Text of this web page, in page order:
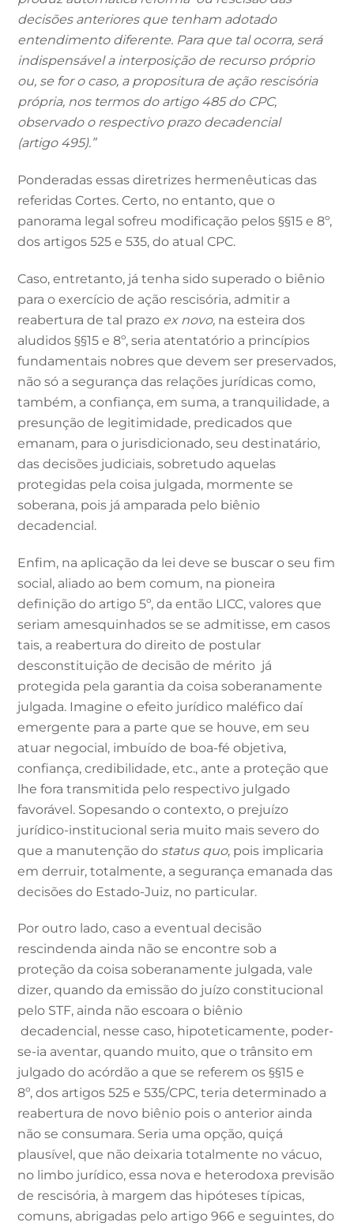
decisões anteriores que tenham adotado
entendimento diferente. Para que tal ocorra, será
indispensável a interposição de recurso próprio
ou, se for o caso, a propositura de ação rescisória
própria, nos termos do artigo 485 do CPC,
observado o respectivo prazo decadencial
(artigo 495).”
Ponderadas essas diretrizes hermenêuticas das
referidas Cortes. Certo, no entanto, que o
panorama legal sofreu modificação pelos §§15 e 8º,
dos artigos 525 e 535, do atual CPC.
Caso, entretanto, já tenha sido superado o biênio
para o exercício de ação rescisória, admitir a
reabertura de tal prazo ex novo, na esteira dos
aludidos §§15 e 8º, seria atentatório a princípios
fundamentais nobres que devem ser preservados,
não só a segurança das relações jurídicas como,
também, a confiança, em suma, a tranquilidade, a
presunção de legitimidade, predicados que
emanam, para o jurisdicionado, seu destinatário,
das decisões judiciais, sobretudo aquelas
protegidas pela coisa julgada, mormente se
soberana, pois já amparada pelo biênio
decadencial.
Enfim, na aplicação da lei deve se buscar o seu fim
social, aliado ao bem comum, na pioneira
definição do artigo 5º, da então LICC, valores que
seriam amesquinhados se se admitisse, em casos
tais, a reabertura do direito de postular
desconstituição de decisão de mérito já
protegida pela garantia da coisa soberanamente
julgada. Imagine o efeito jurídico maléfico daí
emergente para a parte que se houve, em seu
atuar negocial, imbuído de boa-fé objetiva,
confiança, credibilidade, etc., ante a proteção que
lhe fora transmitida pelo respectivo julgado
favorável. Sopesando o contexto, o prejuízo
jurídico-institucional seria muito mais severo do
que a manutenção do status quo, pois implicaria
em derruir, totalmente, a segurança emanada das
decisões do Estado-Juiz, no particular.
Por outro lado, caso a eventual decisão
rescindenda ainda não se encontre sob a
proteção da coisa soberanamente julgada, vale
dizer, quando da emissão do juízo constitucional
pelo STF, ainda não escoara o biênio
decadencial, nesse caso, hipoteticamente, poder-
se-ia aventar, quando muito, que o trânsito em
julgado do acórdão a que se referem os §§15 e
8º, dos artigos 525 e 535/CPC, teria determinado a
reabertura de novo biênio pois o anterior ainda
não se consumara. Seria uma opção, quiçá
plausível, que não deixaria totalmente no vácuo,
no limbo jurídico, essa nova e heterodoxa previsão
de rescisória, à margem das hipóteses típicas,
comuns, abrigadas pelo artigo 966 e seguintes, do